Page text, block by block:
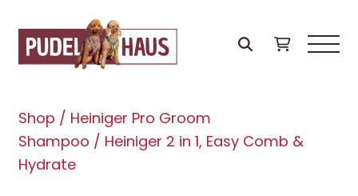
Shop / Heiniger Pro Groom
Shampoo / Heiniger 2 in 1, Easy Comb &
Hydrate